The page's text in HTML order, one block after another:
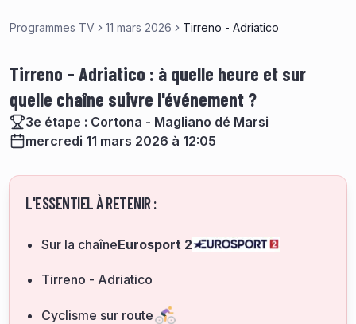
Programmes TV 11 mars 2026 Tirreno - Adriatico
Tirreno – Adriatico : à quelle heure et sur
quelle chaîne suivre l'événement ?
3e étape : Cortona - Magliano dé Marsi
mercredi 11 mars 2026 à 12:05
L'ESSENTIEL À RETENIR :
Sur la chaîneEurosport 2
Tirreno - Adriatico
Cyclisme sur route